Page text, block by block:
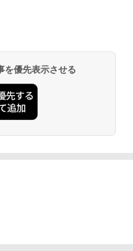
を優先表示させる